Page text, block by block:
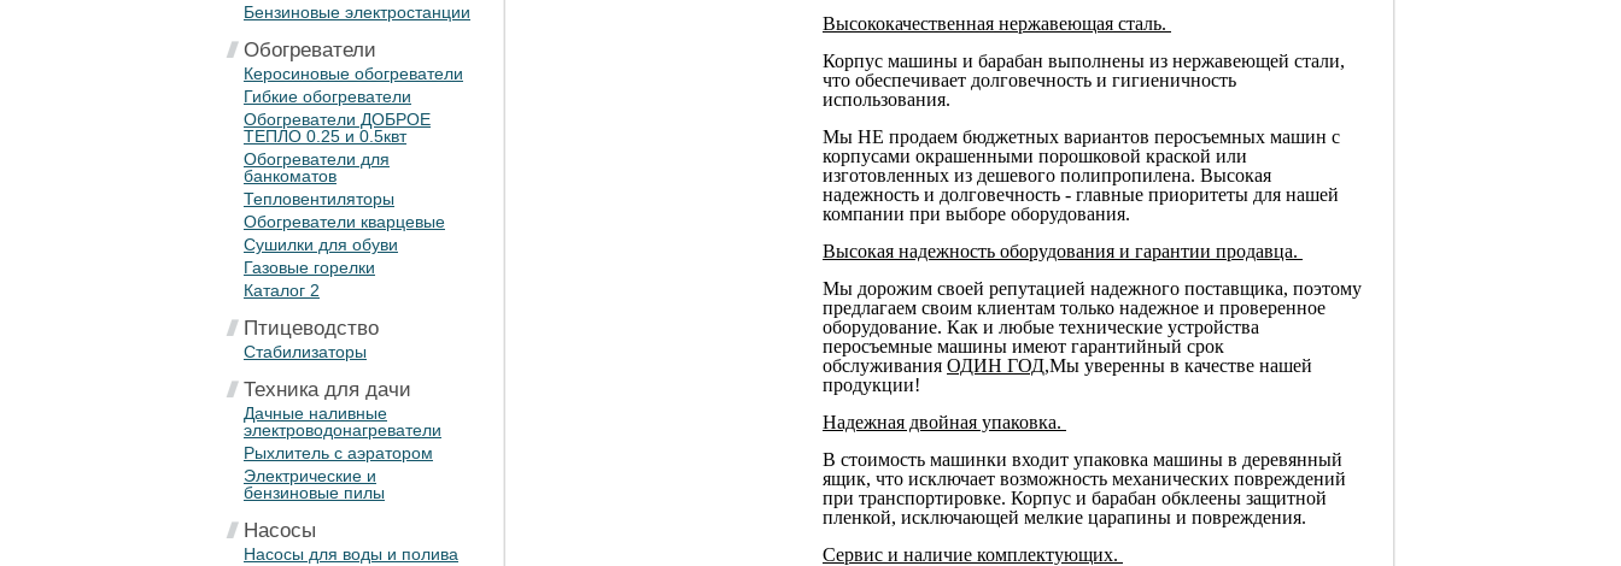
Бензиновые электростанции
Обогреватели
Керосиновые обогреватели
Гибкие обогреватели
Обогреватели ДОБРОЕ
ТЕПЛО 0.25 и 0.5квт
Обогреватели для
банкоматов
Тепловентиляторы
Обогреватели кварцевые
Сушилки для обуви
Газовые горелки
Каталог 2
Птицеводство
Стабилизаторы
Техника для дачи
Дачные наливные
электроводонагреватели
Рыхлитель с аэратором
Электрические и
бензиновые пилы
Насосы
Насосы для воды и полива
Высококачественная нержавеющая сталь.
Корпус машины и барабан выполнены из нержавеющей стали,
что обеспечивает долговечность и гигиеничность
использования.
Мы НЕ продаем бюджетных вариантов перосъемных машин с
корпусами окрашенными порошковой краской или
изготовленных из дешевого полипропилена. Высокая
надежность и долговечность - главные приоритеты для нашей
компании при выборе оборудования.
Высокая надежность оборудования и гарантии продавца.
Мы дорожим своей репутацией надежного поставщика, поэтому
предлагаем своим клиентам только надежное и проверенное
оборудование. Как и любые технические устройства
перосъемные машины имеют гарантийный срок
обслуживания ОДИН ГОД,Мы уверенны в качестве нашей
продукции!
Надежная двойная упаковка.
В стоимость машинки входит упаковка машины в деревянный
ящик, что исключает возможность механических повреждений
при транспортировке. Корпус и барабан обклеены защитной
пленкой, исключающей мелкие царапины и повреждения.
Сервис и наличие комплектующих.